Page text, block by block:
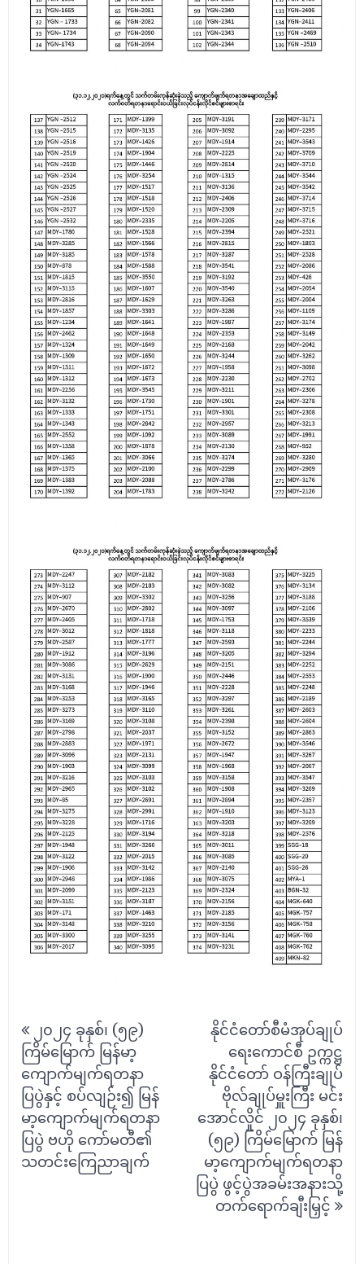
navigation
၂၀၂၄ ခုနှစ်၊ (၅၉)
ကြိမ်မြောက် မြန်မာ့
ကျောက်မျက်ရတနာ
ပြပွဲနှင့် စပ်လျဉ်း၍ မြန်
မာ့ကျောက်မျက်ရတနာ
ပြပွဲ ဗဟို ကော်မတီ၏
သတင်းကြေညာချက်
နိုင်ငံတော်စီမံအုပ်ချုပ်
ရေးကောင်စီ ဥက္ကဋ္ဌ
နိုင်ငံတော် ဝန်ကြီးချုပ်
ဗိုလ်ချုပ်မှူးကြီး မင်း
အောင်လှိုင် ၂၀၂၄ ခုနှစ်၊
(၅၉) ကြိမ်မြောက် မြန်
မာ့ကျောက်မျက်ရတနာ
ပြပွဲ ဖွင့်ပွဲအခမ်းအနားသို့
တက်ရောက်ချီးမြှင့်